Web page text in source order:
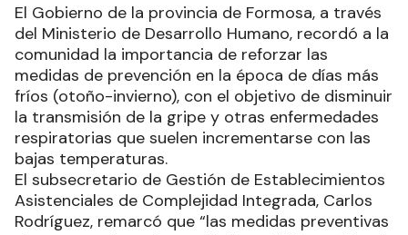
El Gobierno de la provincia de Formosa, a través
del Ministerio de Desarrollo Humano, recordó a la
comunidad la importancia de reforzar las
medidas de prevención en la época de días más
fríos (otoño-invierno), con el objetivo de disminuir
la transmisión de la gripe y otras enfermedades
respiratorias que suelen incrementarse con las
bajas temperaturas.
El subsecretario de Gestión de Establecimientos
Asistenciales de Complejidad Integrada, Carlos
Rodríguez, remarcó que “las medidas preventivas